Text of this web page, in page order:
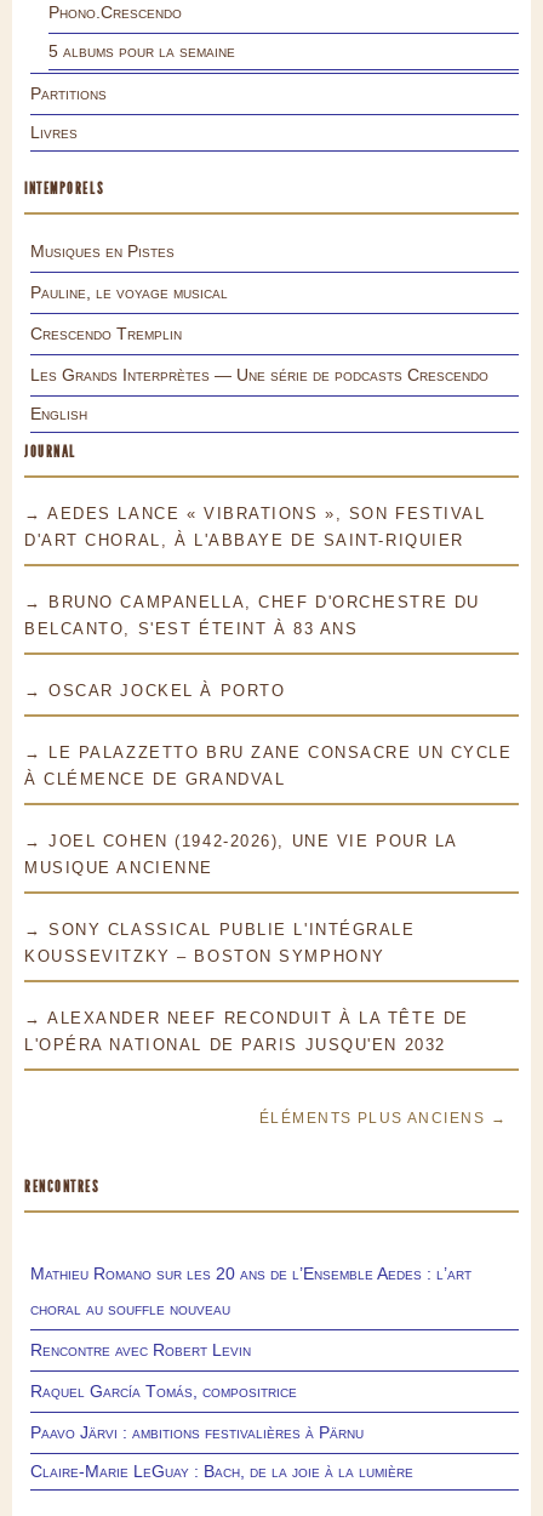
Phono.Crescendo
5 albums pour la semaine
Partitions
Livres
INTEMPORELS
Musiques en Pistes
Pauline, le voyage musical
Crescendo Tremplin
Les Grands Interprètes — Une série de podcasts Crescendo
English
JOURNAL
→ AEDES LANCE « VIBRATIONS », SON FESTIVAL
D'ART CHORAL, À L'ABBAYE DE SAINT-RIQUIER
→ BRUNO CAMPANELLA, CHEF D'ORCHESTRE DU
BELCANTO, S'EST ÉTEINT À 83 ANS
→ OSCAR JOCKEL À PORTO
→ LE PALAZZETTO BRU ZANE CONSACRE UN CYCLE
À CLÉMENCE DE GRANDVAL
→ JOEL COHEN (1942-2026), UNE VIE POUR LA
MUSIQUE ANCIENNE
→ SONY CLASSICAL PUBLIE L'INTÉGRALE
KOUSSEVITZKY – BOSTON SYMPHONY
→ ALEXANDER NEEF RECONDUIT À LA TÊTE DE
L'OPÉRA NATIONAL DE PARIS JUSQU'EN 2032
ÉLÉMENTS PLUS ANCIENS →
RENCONTRES
Mathieu Romano sur les 20 ans de l’Ensemble Aedes : l’art
choral au souffle nouveau
Rencontre avec Robert Levin
Raquel García Tomás, compositrice
Paavo Järvi : ambitions festivalières à Pärnu
Claire-Marie LeGuay : Bach, de la joie à la lumière